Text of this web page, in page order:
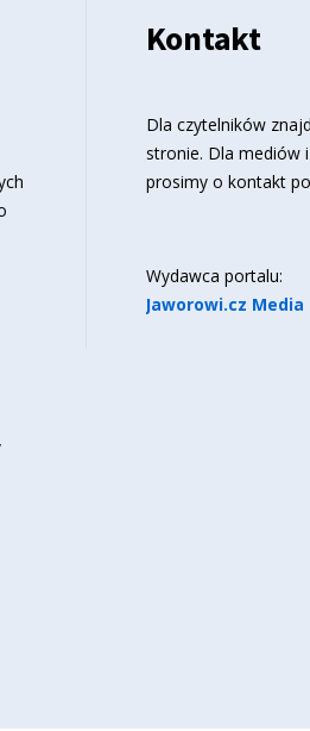
Kontakt
Dla czytelników
stronie. Dla mediów
prosimy o kontakt
Wydawca portalu:
Jaworowi.cz Media